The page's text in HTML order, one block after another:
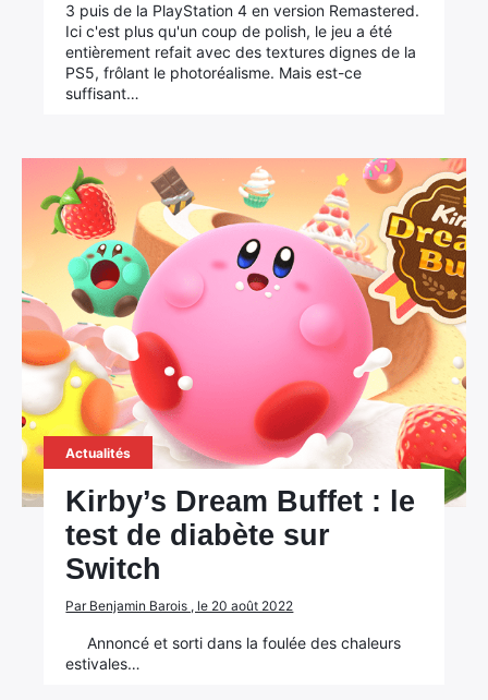
3 puis de la PlayStation 4 en version Remastered.
Ici c'est plus qu'un coup de polish, le jeu a été
entièrement refait avec des textures dignes de la
PS5, frôlant le photoréalisme. Mais est-ce
suffisant…
Actualités
Kirby’s Dream Buffet : le
test de diabète sur
Switch
Par Benjamin Barois , le 20 août 2022
Annoncé et sorti dans la foulée des chaleurs
estivales…